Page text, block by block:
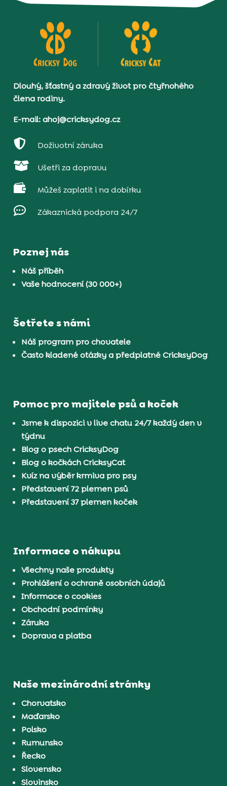
Dlouhý, šťastný a zdravý život pro čtyřnohého
člena rodiny.
E-mail: ahoj@cricksydog.cz
 Doživotní záruka
 Ušetři za dopravu
 Můžeš zaplatit i na dobírku
 Zákaznická podpora 24/7
Poznej nás
Náš příběh
Vaše hodnocení (30 000+)
Šetřete s námi
Náš program pro chovatele
Často kladené otázky a předplatné CricksyDog
Pomoc pro majitele psů a koček
Jsme k dispozici v live chatu 24/7 každý den v
týdnu
Blog o psech CricksyDog
Blog o kočkách CricksyCat
Kvíz na výběr krmiva pro psy
Představení 72 plemen psů
Představení 37 plemen koček
Informace o nákupu
Všechny naše produkty
Prohlášení o ochraně osobních údajů
Informace o cookies
Obchodní podmínky
Záruka
Doprava a platba
Naše mezinárodní stránky
Chorvatsko
Maďarsko
Polsko
Rumunsko
Řecko
Slovensko
Slovinsko